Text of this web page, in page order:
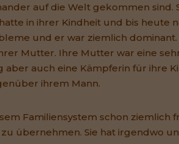
auf die Welt gekommen sind.
in ihrer Kindheit und bis heute
und er war ziemlich
Mutter. Ihre Mutter war eine
aber auch eine Kämpferin für ihre
ihrem Mann.
Familiensystem schon ziemlich
übernehmen. Sie hat irgendwo